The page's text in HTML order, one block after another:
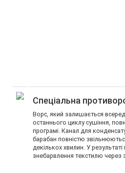
Спеціальна
Ворс, який залишається
останнього циклу сушіння,
програмі. Канал для
барабан повністю
декількох хвилин. У
знебарвлення текстилю через